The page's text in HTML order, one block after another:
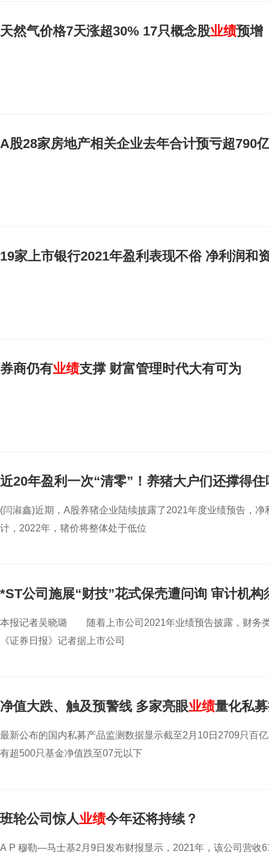
天然气价格7天涨超30% 17只概念股业绩预增
A股28家房地产相关企业去年合计预亏超790
19家上市银行2021年盈利表现不俗 净利润和
券商仍有业绩支撑 财富管理时代大有可为
近20年盈利一次“清零”！养猪大户们还撑得住
(闫淑鑫)近期，A股养猪企业陆续披露了2021年度业绩预告，
计，2022年，猪价将整体处于低位
*ST公司施展“财技”花式保壳遭问询 审计机构
本报记者吴晓璐 随着上市公司2021年业绩预告披露，财务类
《证券日报》记者据上市公司
净值大跌、触及预警线 多家亮眼业绩量化私
最新公布的国内私募产品监测数据显示截至2月10日2709只百
有超500只基金净值跌至07元以下
班轮公司惊人业绩今年还将持续？
A P 穆勒—马士基2月9日发布财报显示，2021年，该公司营收